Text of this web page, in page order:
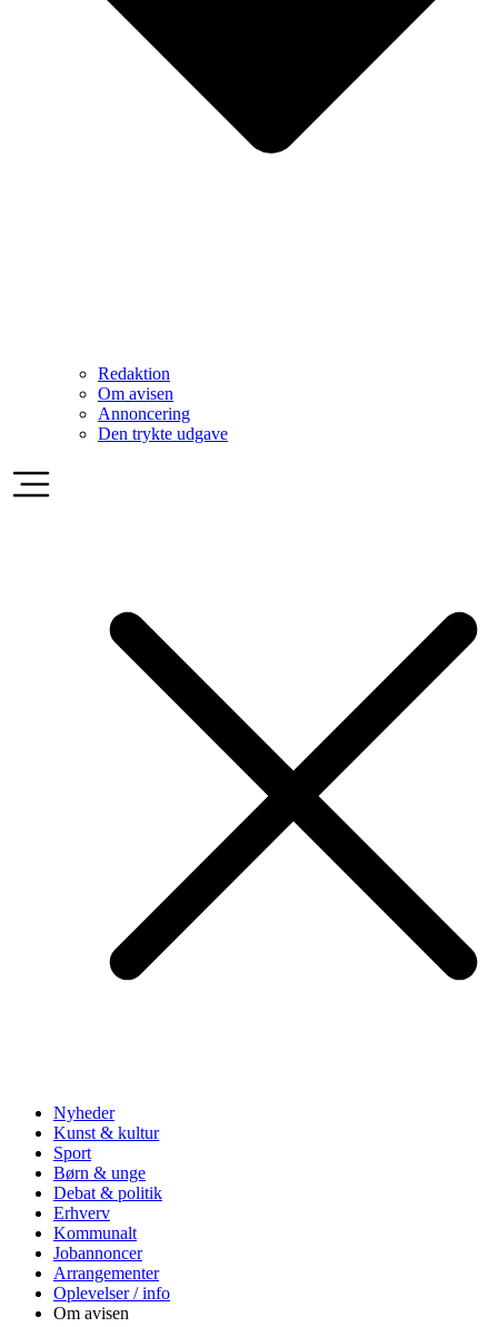
Redaktion
Om avisen
Annoncering
Den trykte udgave
Nyheder
Kunst & kultur
Sport
Børn & unge
Debat & politik
Erhverv
Kommunalt
Jobannoncer
Arrangementer
Oplevelser / info
Om avisen